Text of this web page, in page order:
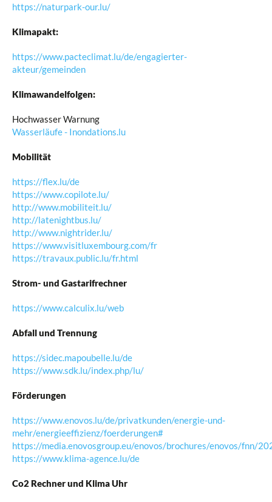
https://naturpark-our.lu/
Klimapakt:
https://www.pacteclimat.lu/de/engagierter-
akteur/gemeinden
Klimawandelfolgen:
Hochwasser Warnung
Wasserläufe - Inondations.lu
Mobilität
https://flex.lu/de
https://www.copilote.lu/
http://www.mobiliteit.lu/
http://latenightbus.lu/
http://www.nightrider.lu/
https://www.visitluxembourg.com/fr
https://travaux.public.lu/fr.html
Strom- und Gastarifrechner
https://www.calculix.lu/web
Abfall und Trennung
https://sidec.mapoubelle.lu/de
https://www.sdk.lu/index.php/lu/
Förderungen
https://www.enovos.lu/de/privatkunden/energie-und-
mehr/energieeffizienz/foerderungen#
https://media.enovosgroup.eu/enovos/brochures/enovos/fnn/
https://www.klima-agence.lu/de
Co2 Rechner und Klima Uhr